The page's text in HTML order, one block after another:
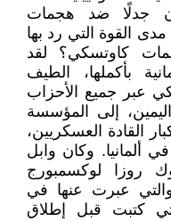
كان جدلًا ضد هجمات
القوة التي رد بها
كاوتسكي؟ لقد
بأكملها، الطيف
عبر جميع الأحزاب
إلى المؤسسة
القادة العسكريين،
ألمانيا. وكان وابل
روزا لوكسمبورج
والتي عبرت عنها في
كتبت قبل إطلاق